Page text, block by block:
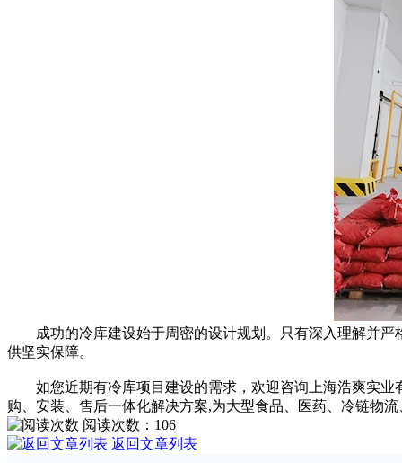
成功的冷库建设始于周密的设计规划。只有深入理解并严
供坚实保障。
如您近期有冷库项目建设的需求，欢迎咨询上海浩爽实业
购、安装、售后一体化解决方案,为大型食品、医药、冷链物
阅读次数： 106
返回文章列表